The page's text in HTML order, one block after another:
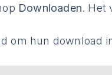
Downloaden. Het
om hun download